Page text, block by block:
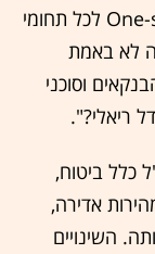
אבל אם אין ייעוץ שאינו מוטה, One-stop-shop לכל תחומי
לא באמת
וסוכני
ריאלי?".
כלל ביטוח,
אדירה,
השינויים